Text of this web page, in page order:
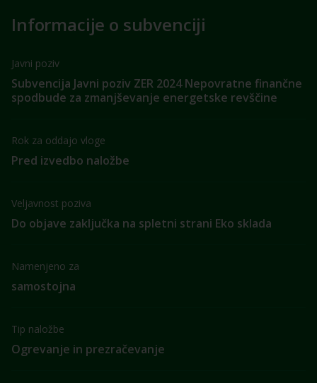
Informacije o subvenciji
Javni poziv
Subvencija Javni poziv ZER 2024 Nepovratne finančne
spodbude za zmanjševanje energetske revščine
Rok za oddajo vloge
Pred izvedbo naložbe
Veljavnost poziva
Do objave zaključka na spletni strani Eko sklada
Namenjeno za
samostojna
Tip naložbe
Ogrevanje in prezračevanje